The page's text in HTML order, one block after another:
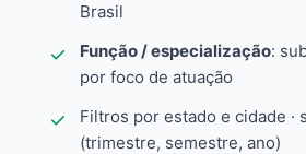
Brasil
Função / especialização:
por foco de atuação
Filtros por estado e cidade ·
(trimestre, semestre, ano)